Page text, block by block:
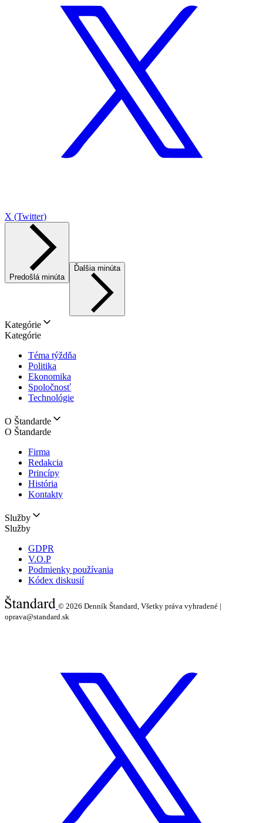
X (Twitter)
Predošlá minúta
Ďalšia minúta
Kategórie
Kategórie
Téma týždňa
Politika
Ekonomika
Spoločnosť
Technológie
O Štandarde
O Štandarde
Firma
Redakcia
Princípy
História
Kontakty
Služby
Služby
GDPR
V.O.P
Podmienky používania
Kódex diskusií
© 2026 Denník Štandard, Všetky práva vyhradené |
oprava@standard.sk